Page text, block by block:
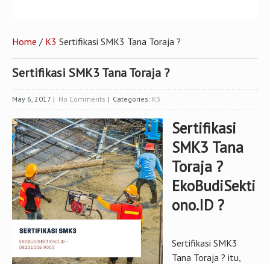
Home / K3 Sertifikasi SMK3 Tana Toraja ?
Sertifikasi SMK3 Tana Toraja ?
May 6, 2017 | No Comments | Categories: K3
Sertifikasi
SMK3 Tana
Toraja ?
EkoBudiSekti
ono.ID ?
Sertifikasi SMK3
Tana Toraja ? itu,